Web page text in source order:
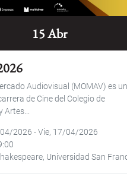
15 Abr
Audiovisual (MOMAV) es
de Cine del Colegio de
Artes...
2026 -Vie, 17/04/2026
Universidad San